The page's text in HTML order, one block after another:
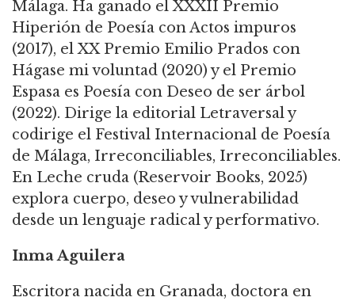
Málaga. Ha ganado el XXXII Premio
Hiperión de Poesía con Actos impuros
(2017), el XX Premio Emilio Prados con
Hágase mi voluntad (2020) y el Premio
Espasa es Poesía con Deseo de ser árbol
(2022). Dirige la editorial Letraversal y
codirige el Festival Internacional de Poesía
de Málaga, Irreconciliables, Irreconciliables.
En Leche cruda (Reservoir Books, 2025)
explora cuerpo, deseo y vulnerabilidad
desde un lenguaje radical y performativo.
Inma Aguilera
Escritora nacida en Granada, doctora en